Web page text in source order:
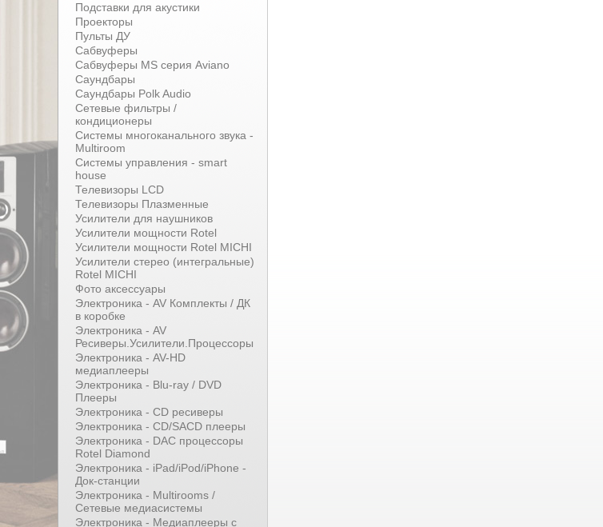
Подставки для акустики
Проекторы
Пульты ДУ
Сабвуферы
Сабвуферы MS серия Aviano
Саундбары
Саундбары Polk Audio
Сетевые фильтры /
кондиционеры
Системы многоканального звука -
Multiroom
Системы управления - smart
house
Телевизоры LCD
Телевизоры Плазменные
Усилители для наушников
Усилители мощности Rotel
Усилители мощности Rotel MICHI
Усилители стерео (интегральные)
Rotel MICHI
Фото аксессуары
Электроника - AV Комплекты / ДК
в коробке
Электроника - AV
Ресиверы.Усилители.Процессоры
Электроника - AV-HD
медиаплееры
Электроника - Blu-ray / DVD
Плееры
Электроника - CD ресиверы
Электроника - CD/SACD плееры
Электроника - DAC процессоры
Rotel Diamond
Электроника - iPad/iPod/iPhone -
Док-станции
Электроника - Multirooms /
Сетевые медиасистемы
Электроника - Медиаплееры с